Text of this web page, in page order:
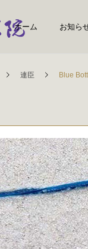
ホーム お知ら
連臣 Blue